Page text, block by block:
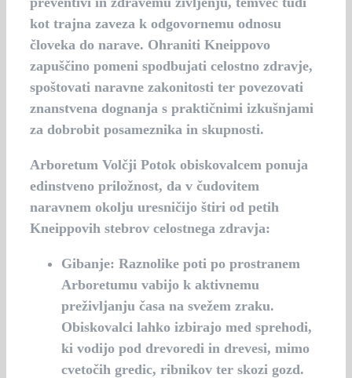
kot trajna zaveza k odgovornemu odnosu
človeka do narave. Ohraniti Kneippovo
zapuščino pomeni spodbujati celostno zdravje,
spoštovati naravne zakonitosti ter povezovati
znanstvena dognanja s praktičnimi izkušnjami
za dobrobit posameznika in skupnosti.
Arboretum Volčji Potok obiskovalcem ponuja
edinstveno priložnost, da v čudovitem
naravnem okolju uresničijo štiri od petih
Kneippovih stebrov celostnega zdravja:
Gibanje: Raznolike poti po prostranem
Arboretumu vabijo k aktivnemu
preživljanju časa na svežem zraku.
Obiskovalci lahko izbirajo med sprehodi,
ki vodijo pod drevoredi in drevesi, mimo
cvetočih gredic, ribnikov ter skozi gozd.